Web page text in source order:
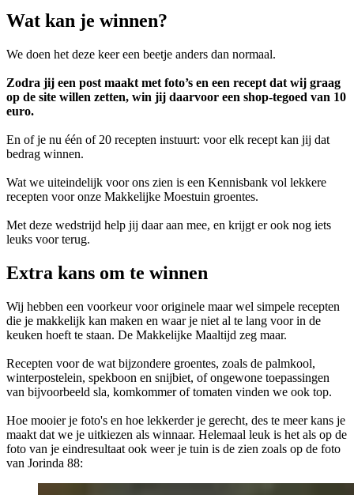
Wat kan je winnen?
We doen het deze keer een beetje anders dan normaal.
Zodra jij een post maakt met foto’s en een recept dat wij graag
op de site willen zetten, win jij daarvoor een shop-tegoed van 10
euro.
En of je nu één of 20 recepten instuurt: voor elk recept kan jij dat
bedrag winnen.
Wat we uiteindelijk voor ons zien is een Kennisbank vol lekkere
recepten voor onze Makkelijke Moestuin groentes.
Met deze wedstrijd help jij daar aan mee, en krijgt er ook nog iets
leuks voor terug.
Extra kans om te winnen
Wij hebben een voorkeur voor originele maar wel simpele recepten
die je makkelijk kan maken en waar je niet al te lang voor in de
keuken hoeft te staan. De Makkelijke Maaltijd zeg maar.
Recepten voor de wat bijzondere groentes, zoals de palmkool,
winterpostelein, spekboon en snijbiet, of ongewone toepassingen
van bijvoorbeeld sla, komkommer of tomaten vinden we ook top.
Hoe mooier je foto's en hoe lekkerder je gerecht, des te meer kans je
maakt dat we je uitkiezen als winnaar. Helemaal leuk is het als op de
foto van je eindresultaat ook weer je tuin is de zien zoals op de foto
van Jorinda 88: